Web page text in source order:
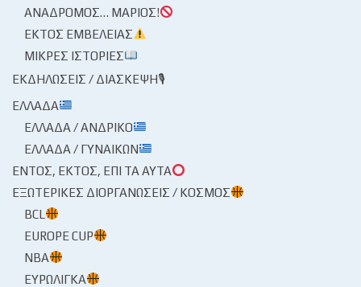
ΑΝΆΔΡΟΜΟΣ… ΜΆΡΙΟΣ!
ΕΚΤΌΣ ΕΜΒΈΛΕΙΑΣ
ΜΙΚΡΈΣ ΙΣΤΟΡΊΕΣ
ΕΚΔΗΛΏΣΕΙΣ / ΔΙΆΣΚΕΨΗ🎙
ΕΛΛΆΔΑ
ΕΛΛΆΔΑ / ΑΝΔΡΙΚΌ
ΕΛΛΆΔΑ / ΓΥΝΑΙΚΏΝ
ΕΝΤΌΣ, ΕΚΤΌΣ, ΕΠΊ ΤΑ ΑΥΤΆ
ΕΞΩΤΕΡΙΚΈΣ ΔΙΟΡΓΑΝΏΣΕΙΣ / ΚΌΣΜΟΣ
BCL
EUROPE CUP
NBA
ΕΥΡΩΛΊΓΚΑ